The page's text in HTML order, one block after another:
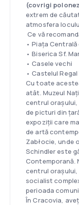
(covrigi
extrem de
atmosfera
Ce vă
• Piața Centrală
• Biserica Sf.
• Casele vechi
• Castelul Regal
Cu toate
atât. Muzeul
centrul orașului,
de picturi din
expoziții care
de artă
Zabłocie, unde
Schindler este
Contemporană.
centrul orașului,
socialist
perioada
În Cracovia,